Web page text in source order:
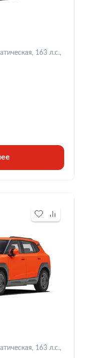
163 л.с.,
163 л.с.,